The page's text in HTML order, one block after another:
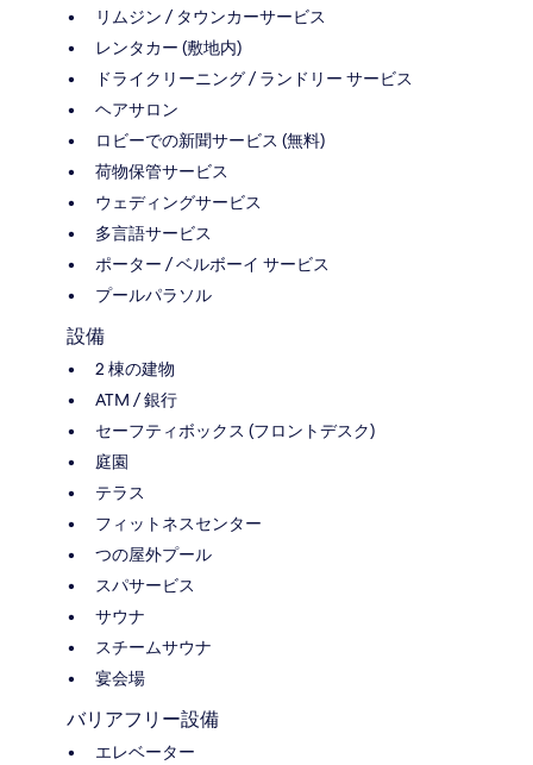
リムジン / タウンカーサービス
レンタカー (敷地内)
ドライクリーニング / ランドリー サービス
ヘアサロン
ロビーでの新聞サービス (無料)
荷物保管サービス
ウェディングサービス
多言語サービス
ポーター / ベルボーイ サービス
プールパラソル
設備
2 棟の建物
ATM / 銀行
セーフティボックス (フロントデスク)
庭園
テラス
フィットネスセンター
つの屋外プール
スパサービス
サウナ
スチームサウナ
宴会場
バリアフリー設備
エレベーター